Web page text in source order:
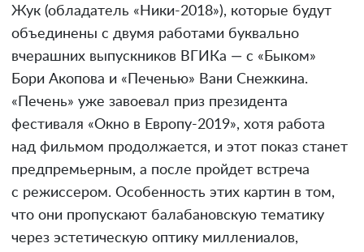
Жук (обладатель «Ники-2018»), которые будут
объединены с двумя работами буквально
вчерашних выпускников ВГИКа — с «Быком»
Бори Акопова и «Печенью» Вани Снежкина.
«Печень» уже завоевал приз президента
фестиваля «Окно в Европу-2019», хотя работа
над фильмом продолжается, и этот показ станет
предпремьерным, а после пройдет встреча
с режиссером. Особенность этих картин в том,
что они пропускают балабановскую тематику
через эстетическую оптику миллениалов,